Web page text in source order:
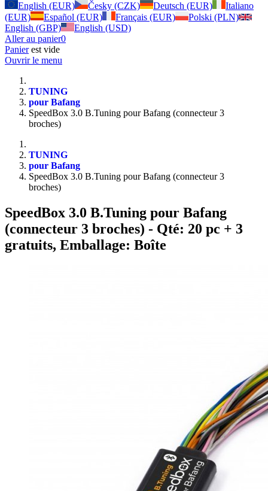
English (EUR)
Česky (CZK) Deutsch (EUR)
Italiano
(EUR)
Español (EUR) Français (EUR)
Polski (PLN)
English (GBP)
English (USD)
Aller au panier0
Panierest vide
Ouvrir le menu
TUNING
pour Bafang
SpeedBox 3.0 B.Tuning pour Bafang (connecteur 3
broches)
TUNING
pour Bafang
SpeedBox 3.0 B.Tuning pour Bafang (connecteur 3
broches)
SpeedBox 3.0 B.Tuning pour Bafang
(connecteur 3 broches) - Qté: 20 pc + 3
gratuits, Emballage: Boîte